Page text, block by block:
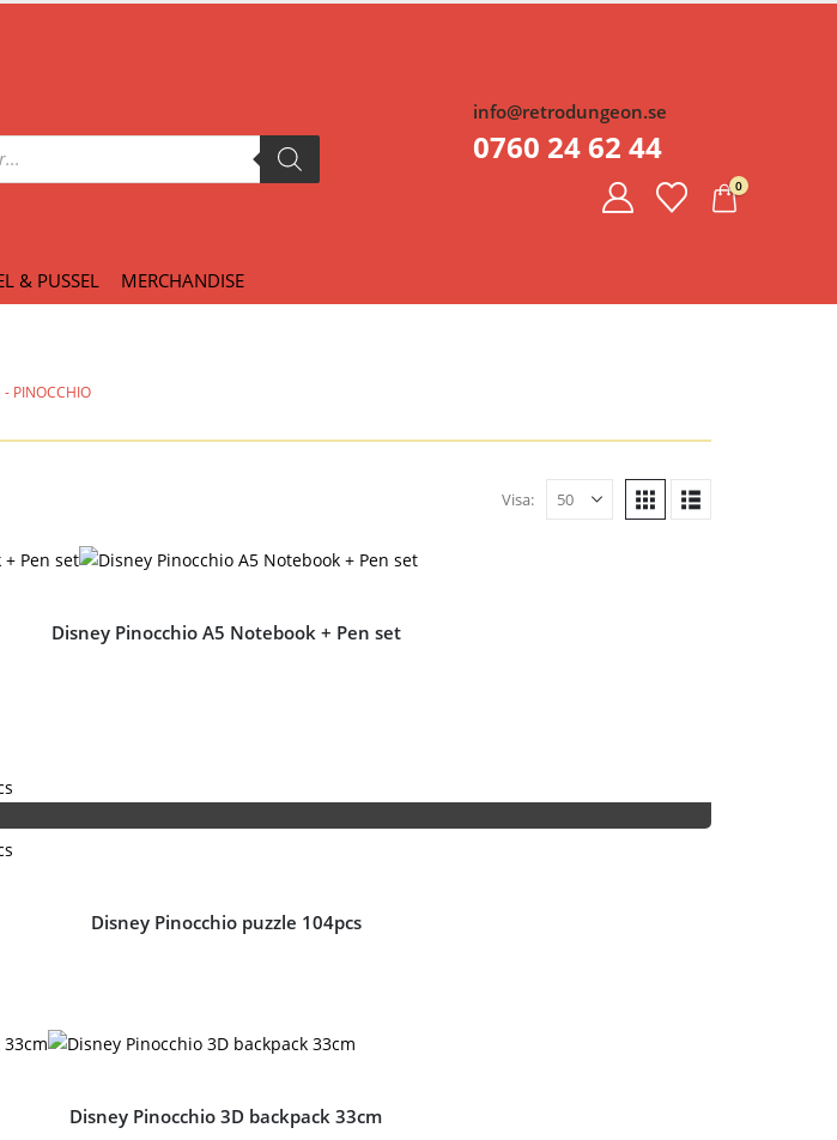
info@retrodungeon.se
0760 24 62 44
0
& PUSSEL MERCHANDISE
- PINOCCHIO
Visa:
Disney Pinocchio A5 Notebook + Pen set
Disney Pinocchio puzzle 104pcs
Disney Pinocchio 3D backpack 33cm